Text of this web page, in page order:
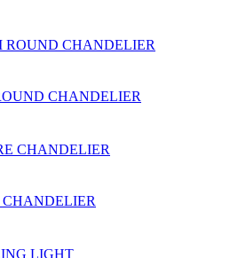
CHANDELIER
CHANDELIER